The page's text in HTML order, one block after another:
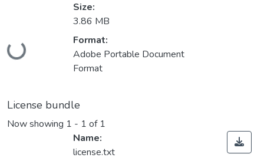
Loading...
Size:
3.86 MB
Format:
Adobe Portable Document
Format
License bundle
Now showing 1 - 1 of 1
Name:
license.txt